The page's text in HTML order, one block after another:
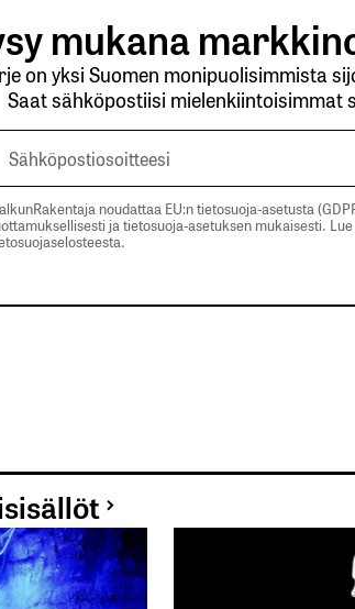
mukana
on yksi Suomen monipuolisimmista
Saat sähköpostiisi mielenkiintoisimmat
noudattaa EU:n tietosuoja-asetusta
ja tietosuoja-asetuksen mukaisesti.